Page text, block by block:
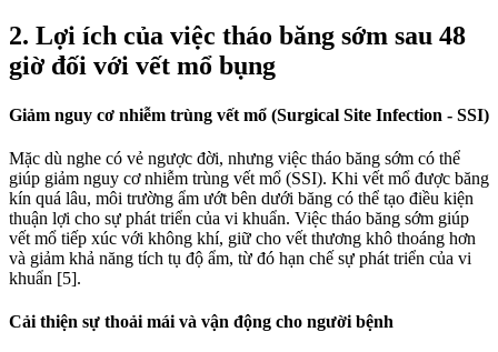
2. Lợi ích của việc tháo băng sớm sau 48
giờ đối với vết mổ bụng
Giảm nguy cơ nhiễm trùng vết mổ (Surgical Site Infection - SSI)
Mặc dù nghe có vẻ ngược đời, nhưng việc tháo băng sớm có thể
giúp giảm nguy cơ nhiễm trùng vết mổ (SSI). Khi vết mổ được băng
kín quá lâu, môi trường ẩm ướt bên dưới băng có thể tạo điều kiện
thuận lợi cho sự phát triển của vi khuẩn. Việc tháo băng sớm giúp
vết mổ tiếp xúc với không khí, giữ cho vết thương khô thoáng hơn
và giảm khả năng tích tụ độ ẩm, từ đó hạn chế sự phát triển của vi
khuẩn [5].
Cải thiện sự thoải mái và vận động cho người bệnh